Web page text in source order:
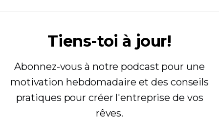
Tiens-toi à jour!
Abonnez-vous à notre podcast pour une
motivation hebdomadaire et des conseils
pratiques pour créer l'entreprise de vos
rêves.